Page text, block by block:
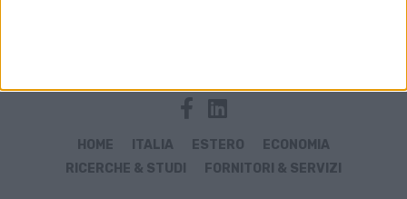
HOME ITALIA ESTERO
ECONOMIA
RICERCHE & STUDI
FORNITORI & SERVIZI